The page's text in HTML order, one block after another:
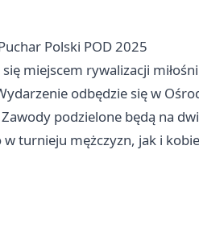
Polski POD 2025
miejscem rywalizacji
odbędzie się w
podzielone będą na
w turnieju mężczyzn, jak i